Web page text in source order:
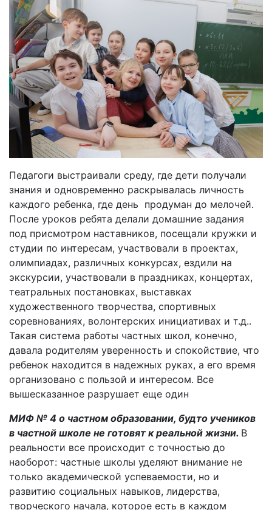
Педагоги выстраивали среду, где дети получали
знания и одновременно раскрывалась личность
каждого ребенка, где день продуман до мелочей.
После уроков ребята делали домашние задания
под присмотром наставников, посещали кружки и
студии по интересам, участвовали в проектах,
олимпиадах, различных конкурсах, ездили на
экскурсии, участвовали в праздниках, концертах,
театральных постановках, выставках
художественного творчества, спортивных
соревнованиях, волонтерских инициативах и т.д..
Такая система работы частных школ, конечно,
давала родителям уверенность и спокойствие, что
ребенок находится в надежных руках, а его время
организовано с пользой и интересом. Все
вышесказанное разрушает еще один
МИФ № 4 о частном образовании, будто учеников
в частной школе не готовят к реальной жизни. В
реальности все происходит с точностью до
наоборот: частные школы уделяют внимание не
только академической успеваемости, но и
развитию социальных навыков, лидерства,
творческого начала, которое есть в каждом